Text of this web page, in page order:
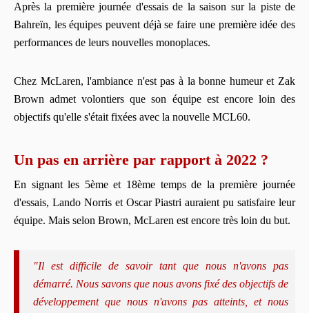
Après la première journée d'essais de la saison sur la piste de
Bahreïn, les équipes peuvent déjà se faire une première idée des
performances de leurs nouvelles monoplaces.
Chez McLaren, l'ambiance n'est pas à la bonne humeur et Zak
Brown admet volontiers que son équipe est encore loin des
objectifs qu'elle s'était fixées avec la nouvelle MCL60.
Un pas en arrière par rapport à 2022 ?
En signant les 5ème et 18ème temps de la première journée
d'essais, Lando Norris et Oscar Piastri auraient pu satisfaire leur
équipe. Mais selon Brown, McLaren est encore très loin du but.
"Il est difficile de savoir tant que nous n'avons pas
démarré. Nous savons que nous avons fixé des objectifs de
développement que nous n'avons pas atteints, et nous